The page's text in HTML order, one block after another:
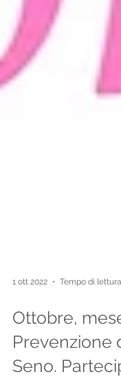
1 ott 2022 Tempo di
Ottobre,
Prevenzione